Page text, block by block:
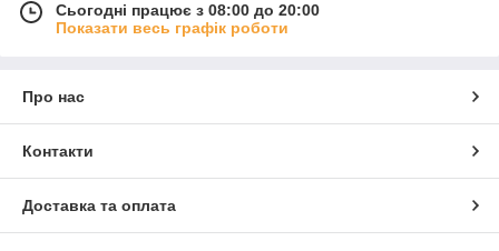
Сьогодні працює з 08:00 до 20:00
Показати весь графік роботи
Про нас
Контакти
Доставка та оплата